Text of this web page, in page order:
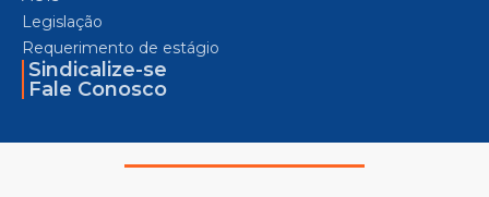
Legislação
Requerimento de estágio
Sindicalize-se
Fale Conosco